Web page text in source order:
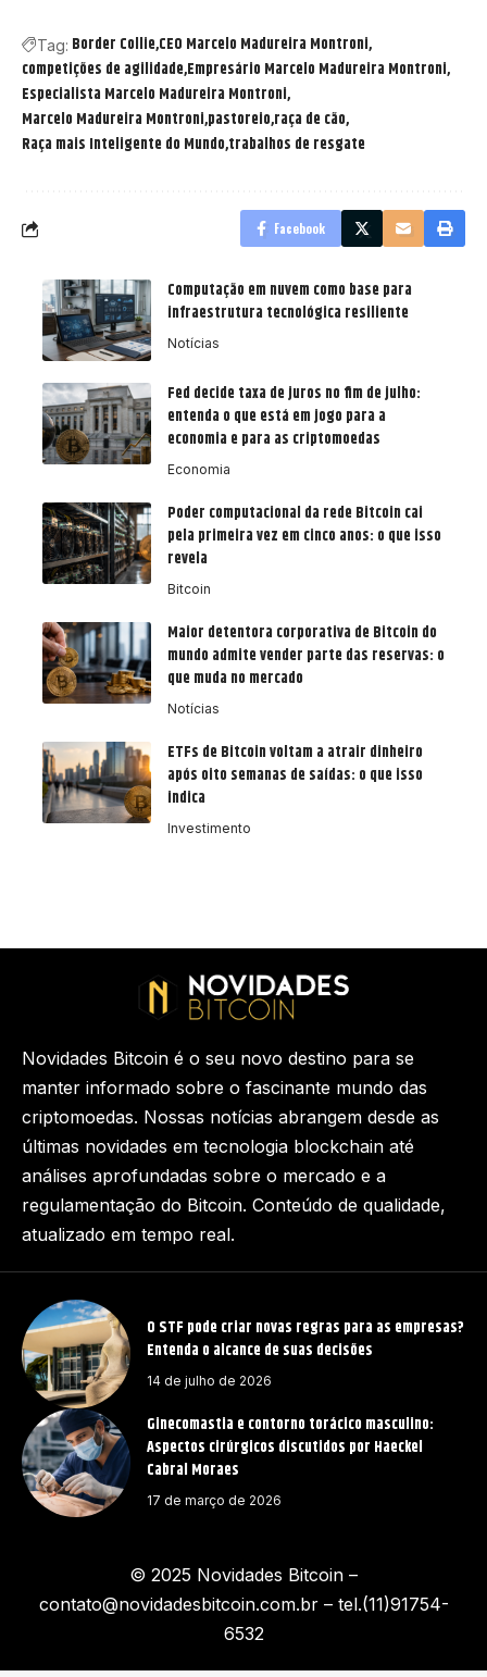
Tag: Border Collie CEO Marcelo Madureira Montroni
competições de agilidade Empresário Marcelo Madureira Montroni
Especialista Marcelo Madureira Montroni
Marcelo Madureira Montroni pastoreio raça de cão
Raça mais Inteligente do Mundo trabalhos de resgate
Facebook
Computação em nuvem como base para
infraestrutura tecnológica resiliente
Notícias
Fed decide taxa de juros no fim de julho:
entenda o que está em jogo para a
economia e para as criptomoedas
Economia
Poder computacional da rede Bitcoin cai
pela primeira vez em cinco anos: o que isso
revela
Bitcoin
Maior detentora corporativa de Bitcoin do
mundo admite vender parte das reservas: o
que muda no mercado
Notícias
ETFs de Bitcoin voltam a atrair dinheiro
após oito semanas de saídas: o que isso
indica
Investimento
O STF pode criar novas regras para as empresas?
Entenda o alcance de suas decisões
14 de julho de 2026
Ginecomastia e contorno torácico masculino:
Aspectos cirúrgicos discutidos por Haeckel
Cabral Moraes
17 de março de 2026
Novidades Bitcoin é o seu novo destino para se
manter informado sobre o fascinante mundo das
criptomoedas. Nossas notícias abrangem desde as
últimas novidades em tecnologia blockchain até
análises aprofundadas sobre o mercado e a
regulamentação do Bitcoin. Conteúdo de qualidade,
atualizado em tempo real.
© 2025 Novidades Bitcoin –
contato@novidadesbitcoin.com.br– tel.(11)91754-
6532